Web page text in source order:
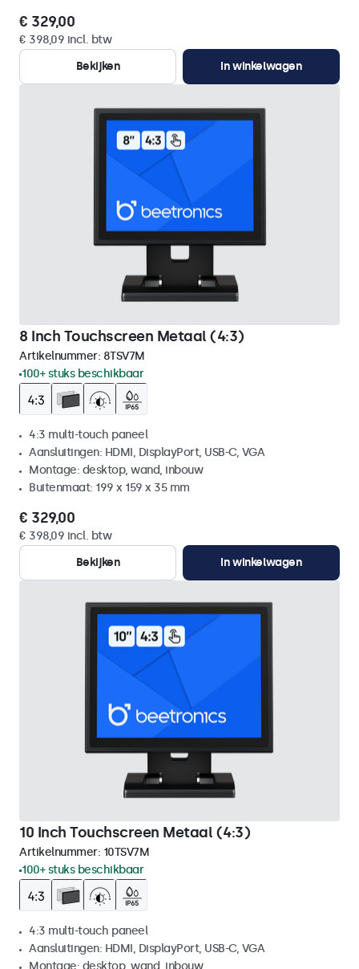
€ 329,00
€ 398,09 incl. btw
Bekijken
In winkelwagen
8 Inch Touchscreen Metaal (4:3)
Artikelnummer: 8TSV7M
100+ stuks beschikbaar
4:3 multi-touch paneel
Aansluitingen: HDMI, DisplayPort, USB-C, VGA
Montage: desktop, wand, inbouw
Buitenmaat: 199 x 159 x 35 mm
€ 329,00
€ 398,09 incl. btw
Bekijken
In winkelwagen
10 Inch Touchscreen Metaal (4:3)
Artikelnummer: 10TSV7M
100+ stuks beschikbaar
4:3 multi-touch paneel
Aansluitingen: HDMI, DisplayPort, USB-C, VGA
Montage: desktop, wand, inbouw